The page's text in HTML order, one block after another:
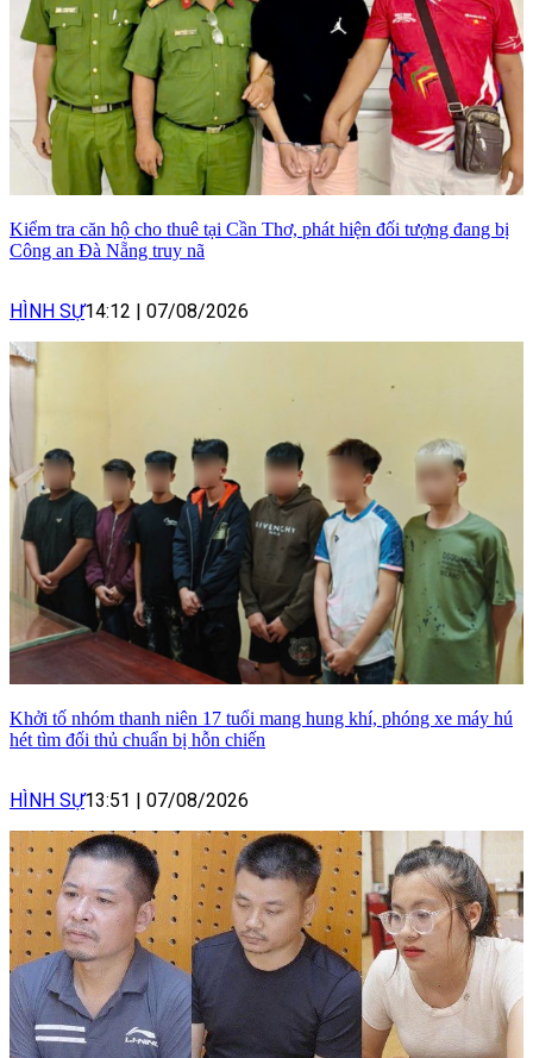
Kiểm tra căn hộ cho thuê tại Cần Thơ, phát hiện đối tượng đang bị
Công an Đà Nẵng truy nã
HÌNH SỰ14:12 | 07/08/2026
Khởi tố nhóm thanh niên 17 tuổi mang hung khí, phóng xe máy hú
hét tìm đối thủ chuẩn bị hỗn chiến
HÌNH SỰ13:51 | 07/08/2026